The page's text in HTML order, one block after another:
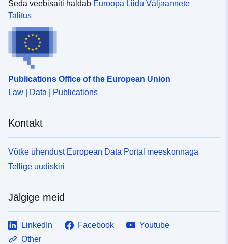
Seda veebisaiti haldab Euroopa Liidu Väljaannete
Talitus
Publications Office of the European Union
Law | Data | Publications
Kontakt
Võtke ühendust European Data Portal meeskonnaga
Tellige uudiskiri
Jälgige meid
LinkedIn Facebook
Youtube
Other